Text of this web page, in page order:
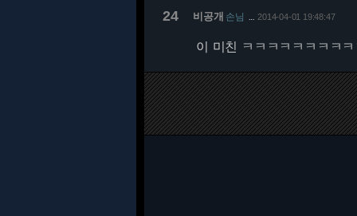
24 비공개 손님 2014-04-01 19:48:47
이 미친 ㅋㅋㅋㅋㅋㅋㅋㅋ